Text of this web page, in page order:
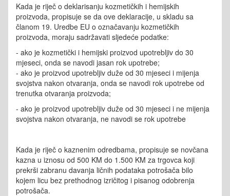
Kada je riječ o deklarisanju kozmetičkih i hemijskih
proizvoda, propisuje se da ove deklaracije, u skladu sa
članom 19. Uredbe EU o označavanju kozmetičkih
proizvoda, moraju sadržavati sljedeće podatke:
- ako je kozmetički i hemijski proizvod upotrebljiv do 30
mjeseci, onda se navodi jasan rok upotrebe;
- ako je proizvod upotrebljiv duže od 30 mjeseci i mijenja
svojstva nakon otvaranja, onda se navodi rok upotrebe od
trenutka otvaranja proizvoda;
- ako je proizvod upotrebljiv duže od 30 mjeseci i ne mijenja
svojstva nakon otvaranja, ne navodi se rok upotrebe
Kada je riječ o kaznenim odredbama, propisuje se novčana
kazna u iznosu od 500 KM do 1.500 KM za trgovca koji
prekrši zabranu davanja ličnih podataka potrošača bilo
kojem licu bez prethodnog izričitog i pisanog odobrenja
potrošača.